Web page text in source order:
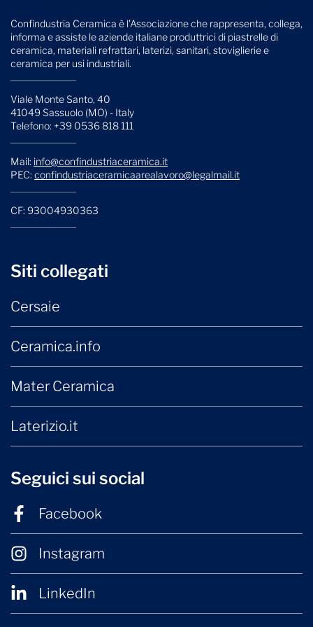
Confindustria Ceramica è l'Associazione che rappresenta, collega,
informa e assiste le aziende italiane produttrici di piastrelle di
ceramica, materiali refrattari, laterizi, sanitari, stoviglierie e
ceramica per usi industriali.
Viale Monte Santo, 40
41049 Sassuolo (MO) - Italy
Telefono: +39 0536 818 111
Mail: info@confindustriaceramica.it
PEC: confindustriaceramicaarealavoro@legalmail.it
CF: 93004930363
Siti collegati
Cersaie
Ceramica.info
Mater Ceramica
Laterizio.it
Seguici sui social
Facebook
Instagram
LinkedIn